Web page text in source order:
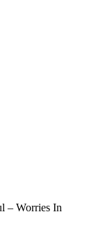
– Worries In